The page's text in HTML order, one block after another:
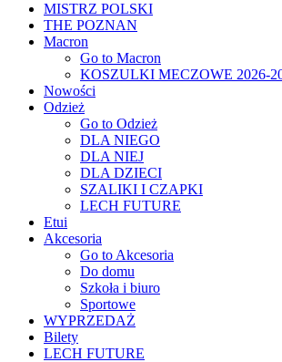
MISTRZ POLSKI
THE POZNAN
Macron
Go to Macron
KOSZULKI MECZOWE 2026-
Nowości
Odzież
Go to Odzież
DLA NIEGO
DLA NIEJ
DLA DZIECI
SZALIKI I CZAPKI
LECH FUTURE
Etui
Akcesoria
Go to Akcesoria
Do domu
Szkoła i biuro
Sportowe
WYPRZEDAŻ
Bilety
LECH FUTURE